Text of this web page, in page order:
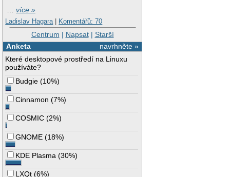
…více »
Ladislav Hagara | Komentářů: 70
Centrum | Napsat| Starší
navrhněte »
Anketa
Které desktopové prostředí na Linuxu
používáte?
Budgie (10%)
Cinnamon (7%)
COSMIC (2%)
GNOME (18%)
KDE Plasma (30%)
LXQt (6%)